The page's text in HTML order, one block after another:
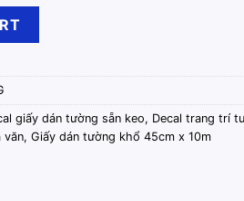
Xám – Khổ 45cm x 10m quantity
giấy dán tường sẵn keo, Decal trang trí
văn, Giấy dán tường khổ 45cm x 10m